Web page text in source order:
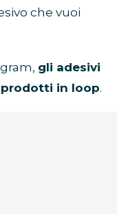
che vuoi
gli adesivi
in loop.